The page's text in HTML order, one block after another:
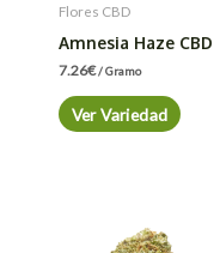
Flores CBD
Amnesia Haze CBD
7.26€/ Gramo
Ver Variedad